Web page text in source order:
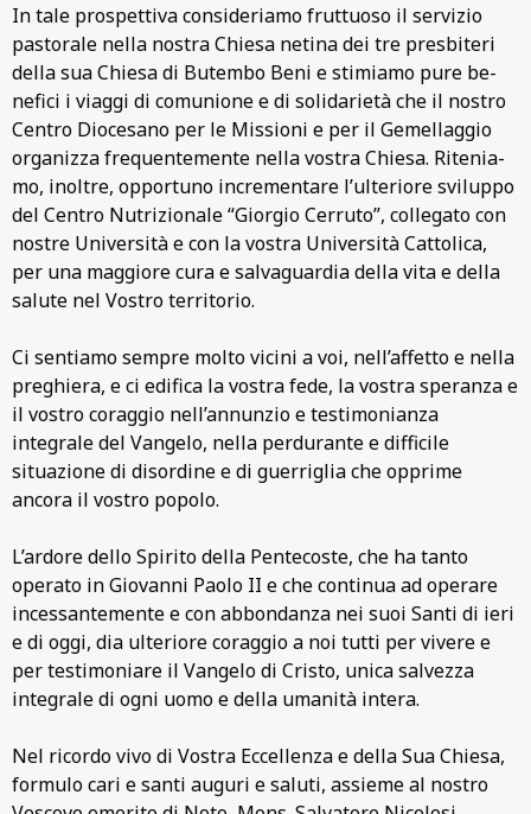
In tale prospettiva consideriamo fruttuoso il servizio
pastorale nella nostra Chiesa netina dei tre presbiteri
della sua Chiesa di Butembo ­Beni e stimiamo pure be­
nefici i viaggi di comu­nione e di solidarietà che il nostro
Centro Diocesano per le Missioni e per il Gemellaggio
orga­nizza frequentemente nel­la vostra Chiesa. Ritenia­
mo, inoltre, opportuno in­crementare l’ulteriore svi­luppo
del Centro Nu­trizionale “Giorgio Cerruto”, collegato con
nostre Università e con la vostra Università Cattolica,
per una maggiore cura e sal­vaguardia della vita e della
salute nel Vostro territorio.
Ci sentiamo sempre molto vicini a voi, nell’af­fetto e nella
preghiera, e ci edifica la vostra fede, la vostra speranza e
il vo­stro coraggio nell’an­nunzio e testimonianza
integrale del Vangelo, nella perdurante e diffici­le
situazione di disordine e di guerriglia che opprime
ancora il vostro popolo.
L’ardore dello Spirito della Pentecoste, che ha tanto
operato in Giovanni Paolo II e che continua ad operare
incessantemente e con abbondanza nei suoi Santi di ieri
e di oggi, dia ulteriore coraggio a noi tutti per vivere e
per testi­moniare il Vangelo di Cri­sto, unica salvezza
inte­grale di ogni uomo e del­la umanità intera.
Nel ricordo vivo di Vo­stra Eccellenza e della Sua Chiesa,
formulo cari e santi auguri e saluti, assieme al nostro